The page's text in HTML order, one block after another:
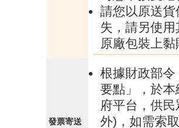
請您以原送
失，請另使
原廠包裝上
發票寄送
根據財政部
要點」，於
府平台，供
外)，如需索